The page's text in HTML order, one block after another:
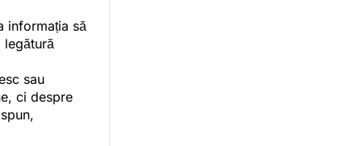
informația să
legătură
sau
ci despre